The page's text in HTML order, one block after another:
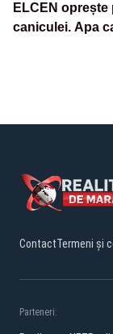
ELCEN
caniculei. Apa
ContactTermeni și
Parteneri: